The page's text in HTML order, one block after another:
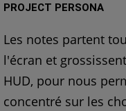
PROJECT PERSONA
Les notes partent
l'écran et
HUD, pour nous
concentré sur les